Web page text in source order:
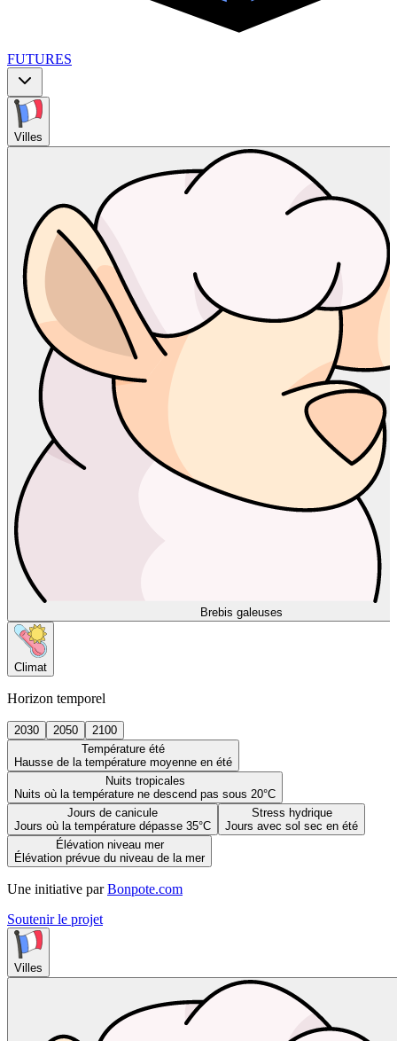
FUTURES
Villes
Brebis galeuses
Climat
Horizon temporel
2030 2050
2100
Température été
Hausse de la température moyenne en été
Nuits tropicales
Nuits où la température ne descend pas sous 20°C
Jours de canicule
Jours où la température dépasse 35°C
Stress hydrique
Jours avec sol sec en été
Élévation niveau mer
Élévation prévue du niveau de la mer
Une initiative par Bonpote.com
Soutenir le projet
Villes